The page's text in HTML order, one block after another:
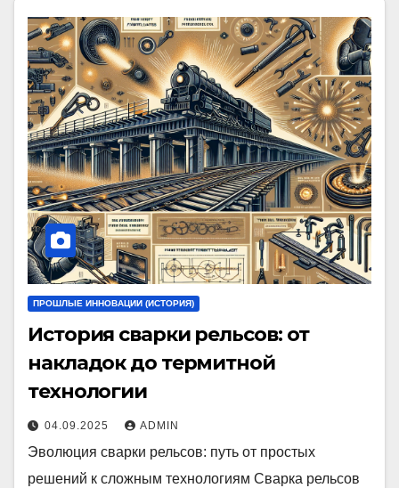
ПРОШЛЫЕ ИННОВАЦИИ (ИСТОРИЯ)
История сварки рельсов: от
накладок до термитной
технологии
04.09.2025 ADMIN
Эволюция сварки рельсов: путь от простых
решений к сложным технологиям Сварка рельсов